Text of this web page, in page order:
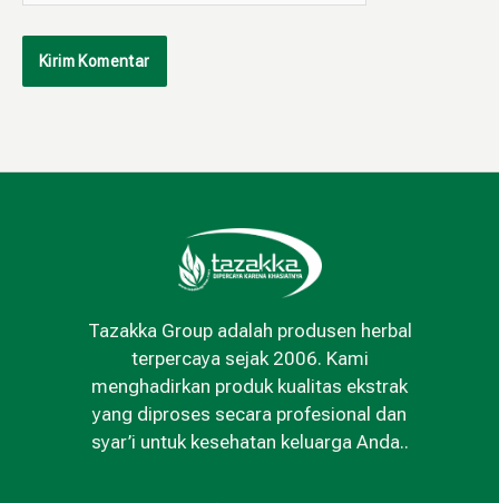
Tazakka Group adalah produsen herbal
terpercaya sejak 2006. Kami
menghadirkan produk kualitas ekstrak
yang diproses secara profesional dan
syar’i untuk kesehatan keluarga Anda..